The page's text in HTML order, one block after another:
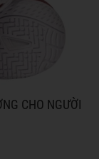
CHO NGƯỜI